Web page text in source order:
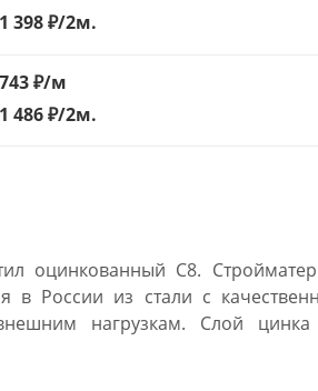
1 398₽/2м.
743₽/м
1 486₽/2м.
оцинкованный С8.
в России из стали с
нагрузкам. Слой